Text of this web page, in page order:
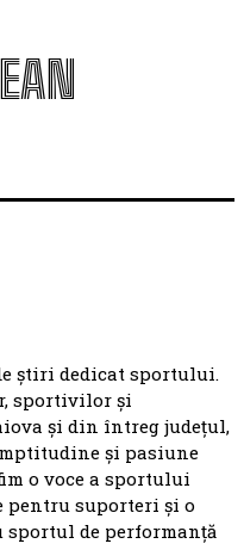
știri dedicat sportului.
sportivilor și
și din întreg județul,
și pasiune
o voce a sportului
pentru suporteri și o
sportul de performanță